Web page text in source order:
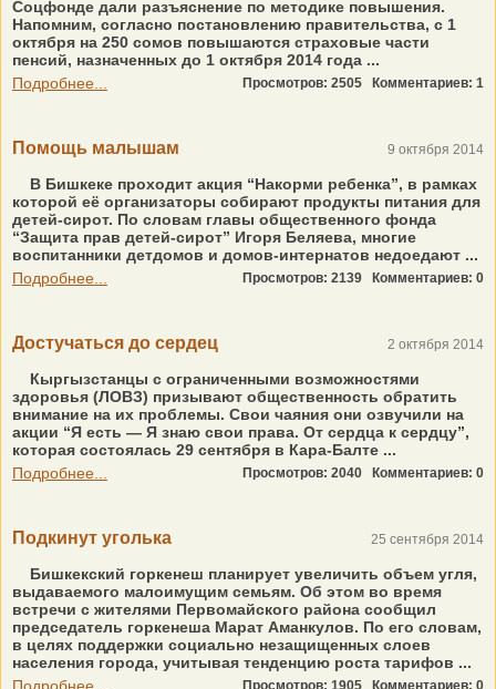
Соцфонде дали разъяснение по методике повышения.
Напомним, согласно постановлению правительства, с 1
октября на 250 сомов повышаются страховые части
пенсий, назначенных до 1 октября 2014 года ...
Подробнее...
Просмотров: 2505 Комментариев: 1
Помощь малышам 9 октября 2014
В Бишкеке проходит акция “Накорми ребенка”, в рамках
которой её организаторы собирают продукты питания для
детей-сирот. По словам главы общественного фонда
“Защита прав детей-сирот” Игоря Беляева, многие
воспитанники детдомов и домов-интернатов недоедают ...
Подробнее...
Просмотров: 2139 Комментариев: 0
Достучаться до сердец 2 октября 2014
Кыргызстанцы с ограниченными возможностями
здоровья (ЛОВЗ) призывают общественность обратить
внимание на их проблемы. Свои чаяния они озвучили на
акции “Я есть — Я знаю свои права. От сердца к сердцу”,
которая состоялась 29 сентября в Кара-Балте ...
Подробнее...
Просмотров: 2040 Комментариев: 0
Подкинут уголька 25 сентября 2014
Бишкекский горкенеш планирует увеличить объем угля,
выдаваемого малоимущим семьям. Об этом во время
встречи с жителями Первомайского района сообщил
председатель горкенеша Марат Аманкулов. По его словам,
в целях поддержки социально незащищенных слоев
населения города, учитывая тенденцию роста тарифов ...
Просмотров: 1905 Комментариев: 0